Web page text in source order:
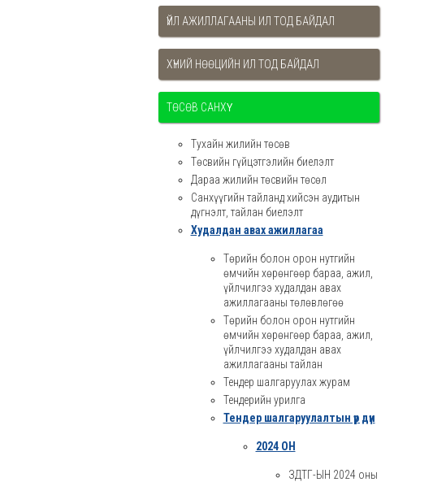
ҮЙЛ АЖИЛЛАГААНЫ ИЛ ТОД БАЙДАЛ
ХҮНИЙ НӨӨЦИЙН ИЛ ТОД БАЙДАЛ
ТӨСӨВ САНХҮҮ
Тухайн жилийн төсөв
Төсвийн гүйцэтгэлийн биелэлт
Дараа жилийн төсвийн төсөл
Санхүүгийн тайланд хийсэн аудитын
дүгнэлт, тайлан биелэлт
Худалдан авах ажиллагаа
Төрийн болон орон нутгийн
өмчийн хөрөнгөөр бараа, ажил,
үйлчилгээ худалдан авах
ажиллагааны төлөвлөгөө
Төрийн болон орон нутгийн
өмчийн хөрөнгөөр бараа, ажил,
үйлчилгээ худалдан авах
ажиллагааны тайлан
Тендер шалгаруулах журам
Тендерийн урилга
Тендер шалгаруулалтын үр дүн
2024 ОН
ЗДТГ-ЫН 2024 оны